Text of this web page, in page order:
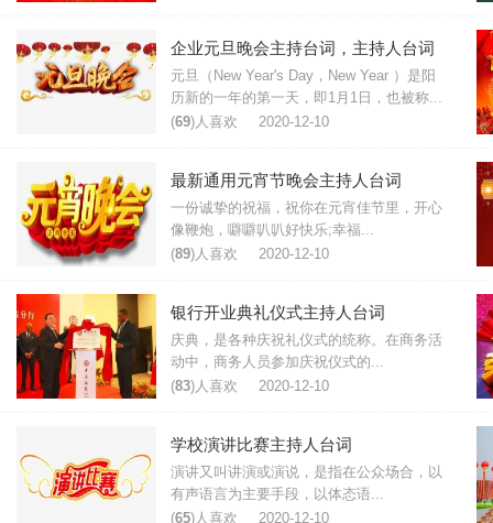
企业元旦晚会主持台词，主持人台词
元旦（New Year's Day，New Year ）是阳
历新的一年的第一天，即1月1日，也被称...
(69)人喜欢 2020-12-10
最新通用元宵节晚会主持人台词
一份诚挚的祝福，祝你在元宵佳节里，开心
像鞭炮，噼噼叭叭好快乐;幸福...
(89)人喜欢 2020-12-10
银行开业典礼仪式主持人台词
庆典，是各种庆祝礼仪式的统称。在商务活
动中，商务人员参加庆祝仪式的...
(83)人喜欢 2020-12-10
学校演讲比赛主持人台词
演讲又叫讲演或演说，是指在公众场合，以
有声语言为主要手段，以体态语...
(65)人喜欢 2020-12-10